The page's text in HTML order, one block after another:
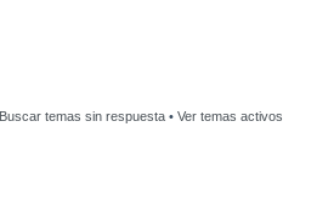
Buscar temas sin respuesta • Ver temas activos